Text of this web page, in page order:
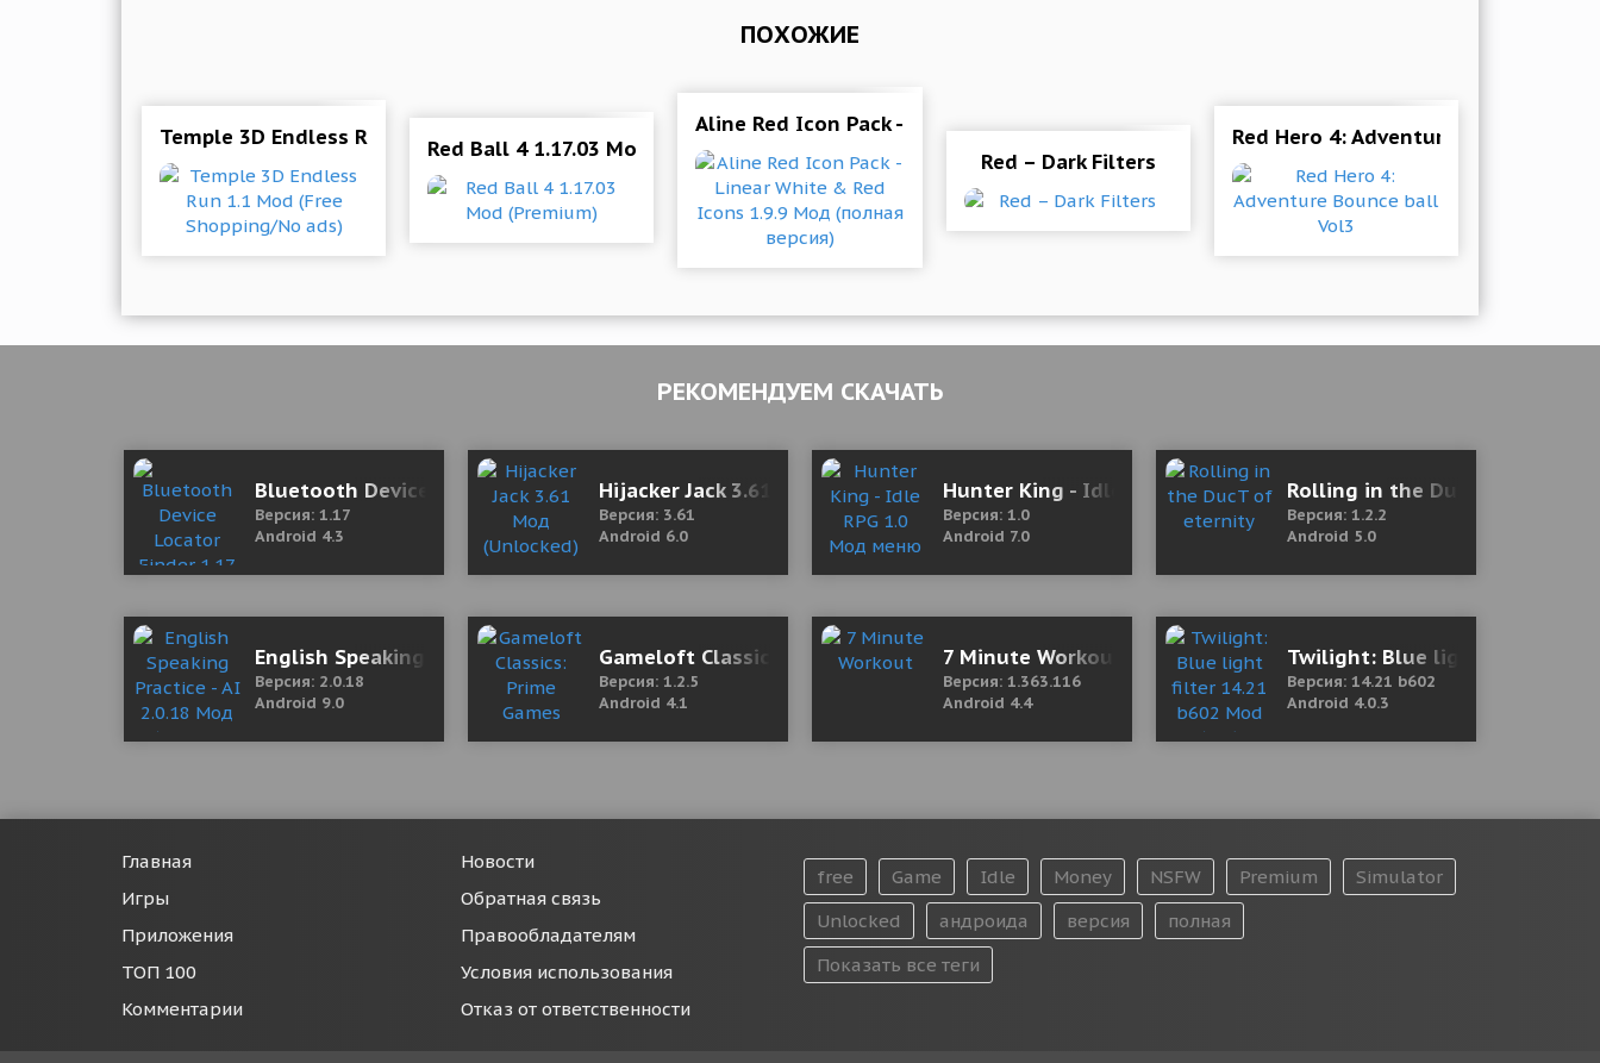
ПОХОЖИЕ
Temple 3D Endless Run 1.1 Mod (Free Shopping/No ads)
Red Ball 4 1.17.03 Mod (Premium)
Aline Red Icon Pack - Linear White & Red Icons 1.9.9 Мод (полная версия)
Red – Dark Filters
Red Hero 4: Adventure Bounce ball
РЕКОМЕНДУЕМ СКАЧАТЬ
Bluetooth Device Locator Finder 1.17 Mod (Premium)
Версия: 1.17
Android 4.3
Hijacker Jack 3.61 Мод (Unlocked)
Версия: 3.61
Android 6.0
Hunter King - Idle RPG 1.0 Мод меню
Версия: 1.0
Android 7.0
Rolling in the DucT of eternity
Версия: 1.2.2
Android 5.0
English Speaking Practice - AI 2.0.18 Мод (полная версия)
Версия: 2.0.18
Android 9.0
Gameloft Classics: Prime Games Collection 1.2.5 Mod (Unlocked)
Версия: 1.2.5
Android 4.1
7 Minute Workout
Версия: 1.363.116
Android 4.4
Twilight: Blue light filter 14.21
Версия: 14.21 b602
Android 4.0.3
Главная
Игры
Приложения
ТОП 100
Комментарии
Новости
Обратная связь
Правообладателям
Условия использования
Отказ от ответственности
free Game Idle Money NSFW Premium
Simulator
Unlocked
андроида версия
полная
Показать все теги